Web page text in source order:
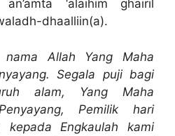
‘alaihim ghairil
dhaalliin(a).
Allah Yang Maha
Segala puji bagi
alam, Yang Maha
Pemilik hari
kepada Engkaulah kami